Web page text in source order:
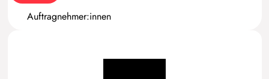
Auftragnehmer:innen